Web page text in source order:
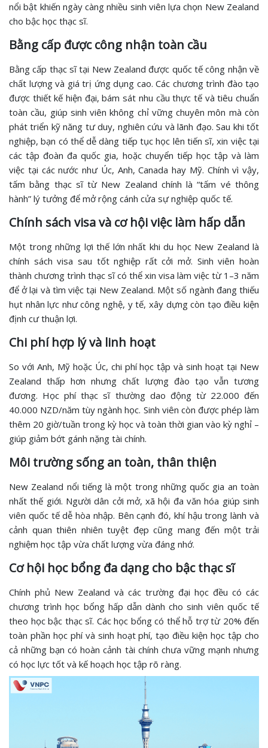
nổi bật khiến ngày càng nhiều sinh viên lựa chọn New Zealand
cho bậc học thạc sĩ.
Bằng cấp được công nhận toàn cầu
Bằng cấp thạc sĩ tại New Zealand được quốc tế công nhận về
chất lượng và giá trị ứng dụng cao. Các chương trình đào tạo
được thiết kế hiện đại, bám sát nhu cầu thực tế và tiêu chuẩn
toàn cầu, giúp sinh viên không chỉ vững chuyên môn mà còn
phát triển kỹ năng tư duy, nghiên cứu và lãnh đạo. Sau khi tốt
nghiệp, bạn có thể dễ dàng tiếp tục học lên tiến sĩ, xin việc tại
các tập đoàn đa quốc gia, hoặc chuyển tiếp học tập và làm
việc tại các nước như Úc, Anh, Canada hay Mỹ. Chính vì vậy,
tấm bằng thạc sĩ từ New Zealand chính là “tấm vé thông
hành” lý tưởng để mở rộng cánh cửa sự nghiệp quốc tế.
Chính sách visa và cơ hội việc làm hấp dẫn
Một trong những lợi thế lớn nhất khi du học New Zealand là
chính sách visa sau tốt nghiệp rất cởi mở. Sinh viên hoàn
thành chương trình thạc sĩ có thể xin visa làm việc từ 1–3 năm
để ở lại và tìm việc tại New Zealand. Một số ngành đang thiếu
hụt nhân lực như công nghệ, y tế, xây dựng còn tạo điều kiện
định cư thuận lợi.
Chi phí hợp lý và linh hoạt
So với Anh, Mỹ hoặc Úc, chi phí học tập và sinh hoạt tại New
Zealand thấp hơn nhưng chất lượng đào tạo vẫn tương
đương. Học phí thạc sĩ thường dao động từ 22.000 đến
40.000 NZD/năm tùy ngành học. Sinh viên còn được phép làm
thêm 20 giờ/tuần trong kỳ học và toàn thời gian vào kỳ nghỉ –
giúp giảm bớt gánh nặng tài chính.
Môi trường sống an toàn, thân thiện
New Zealand nổi tiếng là một trong những quốc gia an toàn
nhất thế giới. Người dân cởi mở, xã hội đa văn hóa giúp sinh
viên quốc tế dễ hòa nhập. Bên cạnh đó, khí hậu trong lành và
cảnh quan thiên nhiên tuyệt đẹp cũng mang đến một trải
nghiệm học tập vừa chất lượng vừa đáng nhớ.
Cơ hội học bổng đa dạng cho bậc thạc sĩ
Chính phủ New Zealand và các trường đại học đều có các
chương trình học bổng hấp dẫn dành cho sinh viên quốc tế
theo học bậc thạc sĩ. Các học bổng có thể hỗ trợ từ 20% đến
toàn phần học phí và sinh hoạt phí, tạo điều kiện học tập cho
cả những bạn có hoàn cảnh tài chính chưa vững mạnh nhưng
có học lực tốt và kế hoạch học tập rõ ràng.